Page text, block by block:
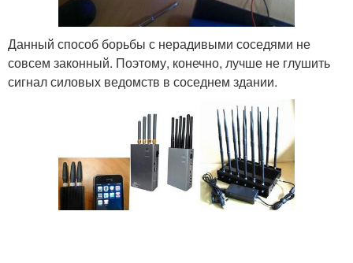
Данный способ борьбы с нерадивыми соседями не
совсем законный. Поэтому, конечно, лучше не глушить
сигнал силовых ведомств в соседнем здании.